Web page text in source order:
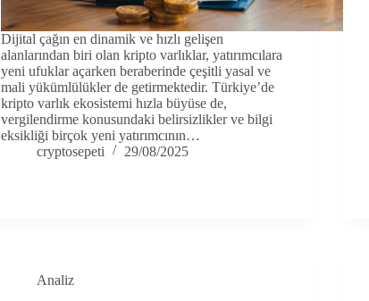
Dijital çağın en dinamik ve hızlı gelişen
alanlarından biri olan kripto varlıklar, yatırımcılara
yeni ufuklar açarken beraberinde çeşitli yasal ve
mali yükümlülükler de getirmektedir. Türkiye’de
kripto varlık ekosistemi hızla büyüse de,
vergilendirme konusundaki belirsizlikler ve bilgi
eksikliği birçok yeni yatırımcının…
cryptosepeti
29/08/2025
Analiz